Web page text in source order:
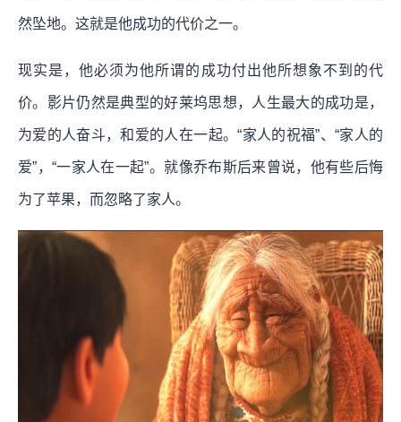
然坠地。这就是他成功的代价之一。
现实是，他必须为他所谓的成功付出他所想象不到的代
价。影片仍然是典型的好莱坞思想，人生最大的成功是，
为爱的人奋斗，和爱的人在一起。“家人的祝福”、“家人的
爱”，“一家人在一起”。就像乔布斯后来曾说，他有些后悔
为了苹果，而忽略了家人。